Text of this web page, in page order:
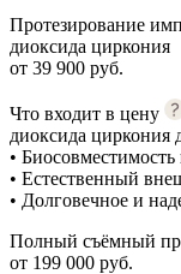
Протезирование
диоксида циркония
от 39 900 руб.
Что входит в цену
диоксида циркония
•
• Естественный
• Долговечное и
Полный съёмный
от 199 000 руб.